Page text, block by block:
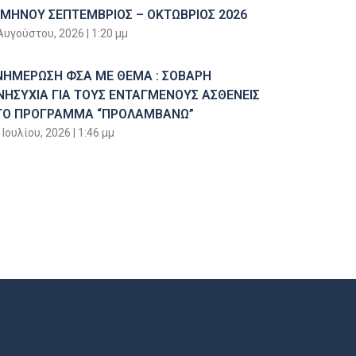
ΣΕΠΤΕΜΒΡΙΟΣ – ΟΚΤΩΒΡΙΟΣ 2026
2026 1:20 μμ
ΦΣΑ ΜΕ ΘΕΜΑ : ΣΟΒΑΡΗ
ΓΙΑ ΤΟΥΣ ΕΝΤΑΓΜΕΝΟΥΣ ΑΣΘΕΝΕΙΣ
ΠΡΟΓΡΑΜΜΑ “ΠΡΟΛΑΜΒΑΝΩ”
Ιουλίου, 2026 1:46 μμ